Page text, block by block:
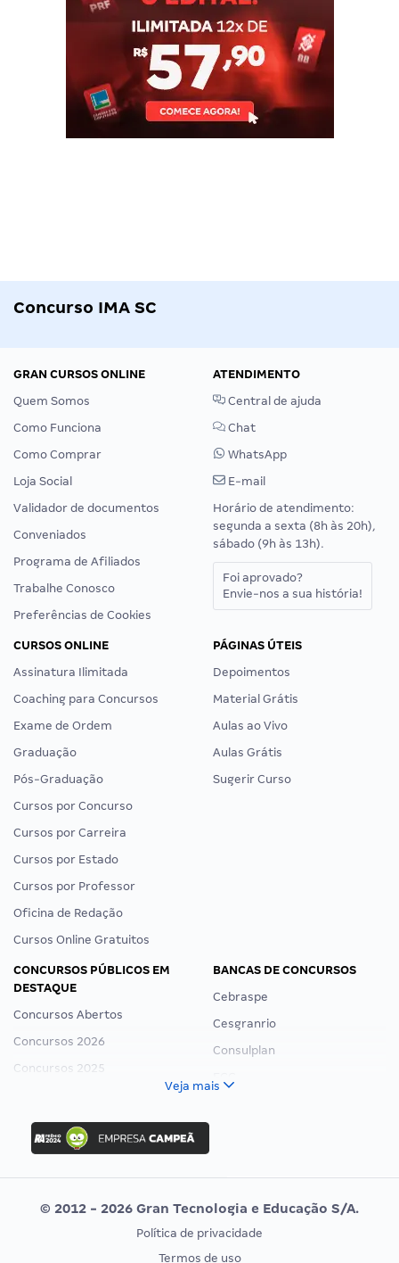
Concurso IMA SC
GRAN CURSOS ONLINE
Quem Somos
Como Funciona
Como Comprar
Loja Social
Validador de documentos
Conveniados
Programa de Afiliados
Trabalhe Conosco
Preferências de Cookies
ATENDIMENTO
Central de ajuda
Chat
WhatsApp
E-mail
Horário de atendimento:
segunda a sexta (8h às 20h),
sábado (9h às 13h).
Foi aprovado?
Envie-nos a sua história!
CURSOS ONLINE
Assinatura Ilimitada
Coaching para Concursos
Exame de Ordem
Graduação
Pós-Graduação
Cursos por Concurso
Cursos por Carreira
Cursos por Estado
Cursos por Professor
Oficina de Redação
Cursos Online Gratuitos
PÁGINAS ÚTEIS
Depoimentos
Material Grátis
Aulas ao Vivo
Aulas Grátis
Sugerir Curso
CONCURSOS PÚBLICOS EM
DESTAQUE
Concursos Abertos
Concursos 2026
Concursos 2025
Concurso Nacional Unificado
Concurso Ibama
Concurso MPU
Editais publicados
BANCAS DE CONCURSOS
Cebraspe
Cesgranrio
Consulplan
Vunesp
CONCURSOS POR PROFISSÃO
EXAME DE ORDEM
Veja mais
© 2012 - 2026 Gran Tecnologia e Educação S/A.
Política de privacidade
Termos de uso